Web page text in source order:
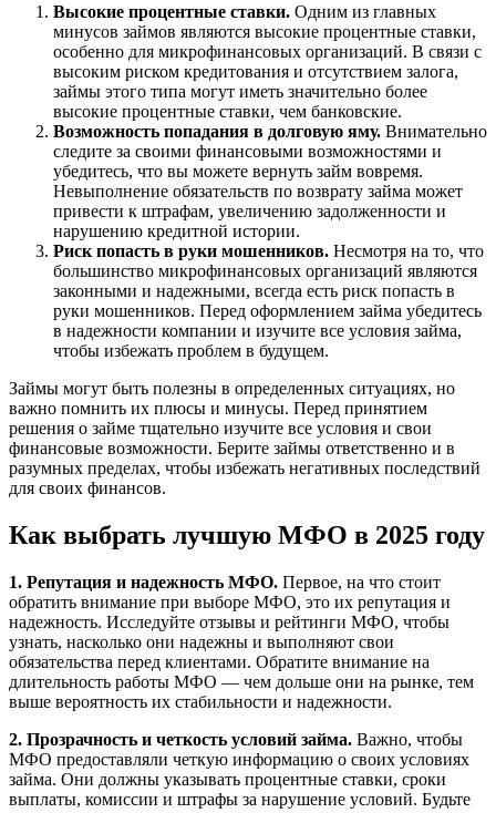
Высокие процентные ставки. Одним из главных
минусов займов являются высокие процентные ставки,
особенно для микрофинансовых организаций. В связи с
высоким риском кредитования и отсутствием залога,
займы этого типа могут иметь значительно более
высокие процентные ставки, чем банковские.
Возможность попадания в долговую яму. Внимательно
следите за своими финансовыми возможностями и
убедитесь, что вы можете вернуть займ вовремя.
Невыполнение обязательств по возврату займа может
привести к штрафам, увеличению задолженности и
нарушению кредитной истории.
Риск попасть в руки мошенников. Несмотря на то, что
большинство микрофинансовых организаций являются
законными и надежными, всегда есть риск попасть в
руки мошенников. Перед оформлением займа убедитесь
в надежности компании и изучите все условия займа,
чтобы избежать проблем в будущем.
Займы могут быть полезны в определенных ситуациях, но
важно помнить их плюсы и минусы. Перед принятием
решения о займе тщательно изучите все условия и свои
финансовые возможности. Берите займы ответственно и в
разумных пределах, чтобы избежать негативных последствий
для своих финансов.
Как выбрать лучшую МФО в 2025 году
1. Репутация и надежность МФО. Первое, на что стоит
обратить внимание при выборе МФО, это их репутация и
надежность. Исследуйте отзывы и рейтинги МФО, чтобы
узнать, насколько они надежны и выполняют свои
обязательства перед клиентами. Обратите внимание на
длительность работы МФО — чем дольше они на рынке, тем
выше вероятность их стабильности и надежности.
2. Прозрачность и четкость условий займа. Важно, чтобы
МФО предоставляли четкую информацию о своих условиях
займа. Они должны указывать процентные ставки, сроки
выплаты, комиссии и штрафы за нарушение условий. Будьте